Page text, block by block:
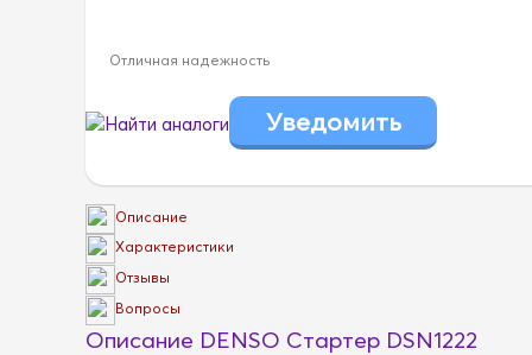
Отличная надежность
Найти аналоги
Описание
Характеристики
Отзывы
Вопросы
Описание DENSO Стартер DSN1222